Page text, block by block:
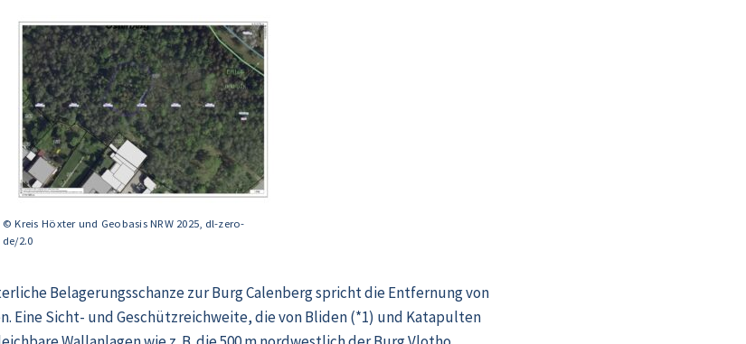
© Kreis Höxter und Geobasis NRW 2025, dl-zero-
de/2.0
Belagerungsschanze zur Burg Calenberg spricht die Entfernung von
Eine Sicht- und Geschützreichweite, die von Bliden (*1) und Katapulten